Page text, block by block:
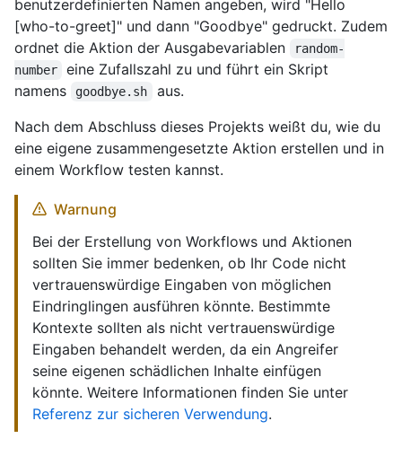
benutzerdefinierten Namen angeben, wird "Hello
[who-to-greet]" und dann "Goodbye" gedruckt. Zudem
ordnet die Aktion der Ausgabevariablen
random-
number
eine Zufallszahl zu und führt ein Skript
namens
goodbye.sh
aus.
Nach dem Abschluss dieses Projekts weißt du, wie du
eine eigene zusammengesetzte Aktion erstellen und in
einem Workflow testen kannst.
Warnung
Bei der Erstellung von Workflows und Aktionen
sollten Sie immer bedenken, ob Ihr Code nicht
vertrauenswürdige Eingaben von möglichen
Eindringlingen ausführen könnte. Bestimmte
Kontexte sollten als nicht vertrauenswürdige
Eingaben behandelt werden, da ein Angreifer
seine eigenen schädlichen Inhalte einfügen
könnte. Weitere Informationen finden Sie unter
Referenz zur sicheren Verwendung.